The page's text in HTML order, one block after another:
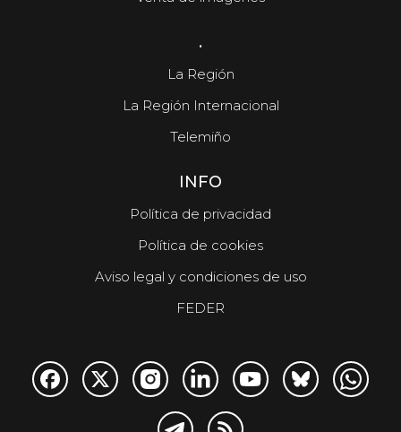
.
La Región
La Región Internacional
Telemiño
INFO
Política de privacidad
Política de cookies
Aviso legal y condiciones de uso
FEDER